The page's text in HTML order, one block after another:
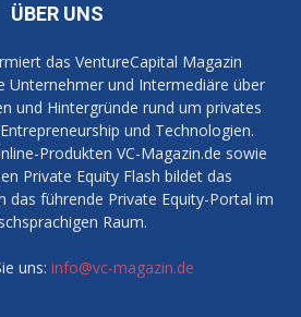
ÜBER UNS
das VentureCapital Magazin
Unternehmer und Intermediäre über
und Hintergründe rund um privates
und Technologien.
Produkten VC-Magazin.de sowie
Private Equity Flash bildet das
das führende Private Equity-Portal im
Raum.
uns: info@vc-magazin.de